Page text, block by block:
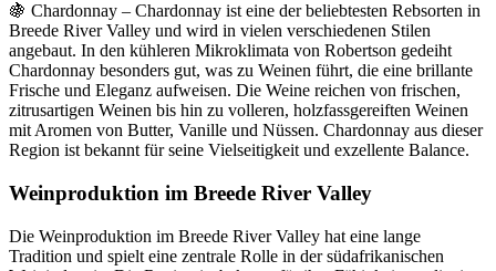
🍇 Chardonnay – Chardonnay ist eine der beliebtesten Rebsorten in
Breede River Valley und wird in vielen verschiedenen Stilen
angebaut. In den kühleren Mikroklimata von Robertson gedeiht
Chardonnay besonders gut, was zu Weinen führt, die eine brillante
Frische und Eleganz aufweisen. Die Weine reichen von frischen,
zitrusartigen Weinen bis hin zu volleren, holzfassgereiften Weinen
mit Aromen von Butter, Vanille und Nüssen. Chardonnay aus dieser
Region ist bekannt für seine Vielseitigkeit und exzellente Balance.
Weinproduktion im Breede River Valley
Die Weinproduktion im Breede River Valley hat eine lange
Tradition und spielt eine zentrale Rolle in der südafrikanischen